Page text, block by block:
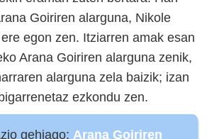
Goiriren alarguna, Nikole
egon zen. Itziarren amak esan
Arana Goiriren alarguna zenik,
alarguna zela baizik; izan
ezkondu zen.
gehiago:Arana Goiriren